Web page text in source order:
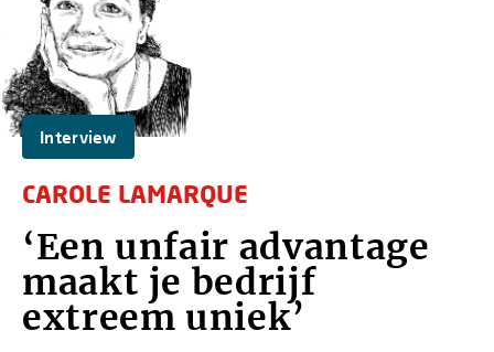
Interview
CAROLE LAMARQUE
‘Een unfair advantage
maakt je bedrijf
extreem uniek’